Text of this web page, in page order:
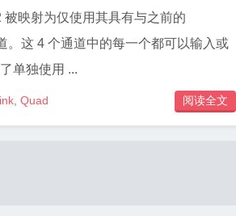
。这 4 个通道中的每一个都可以输入或
认情况下，端口映射如下图： 为了单独使用 ...
Quad 阅读全文